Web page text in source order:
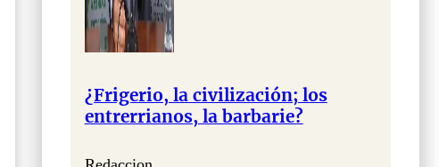
¿Frigerio, la civilización; los
entrerrianos, la barbarie?